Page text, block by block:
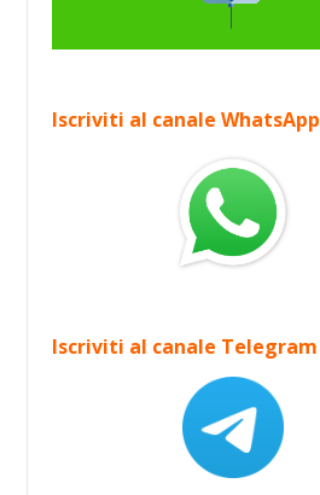
Iscriviti al canale WhatsApp
Iscriviti al canale Telegram